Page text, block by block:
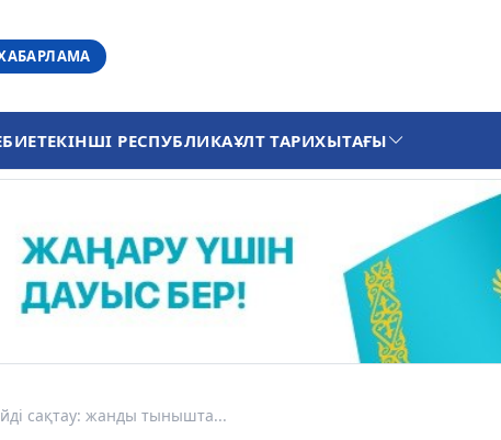
ЕКІНШІ РЕСПУБЛИКАҰЛТ ТАРИХЫТАҒЫ
сақтау: жанды тынышта...